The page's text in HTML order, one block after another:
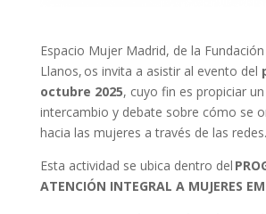
Espacio Mujer Madrid, de la
Llanos, os invita a asistir al evento del
octubre 2025, cuyo fin es propiciar
intercambio y debate sobre cómo se
hacia las mujeres a través de las redes.
Esta actividad se ubica dentro del
ATENCIÓN INTEGRAL A MUJERES